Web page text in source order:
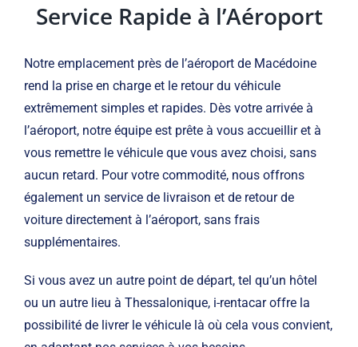
Service Rapide à l’Aéroport
Notre emplacement près de l’aéroport de Macédoine
rend la prise en charge et le retour du véhicule
extrêmement simples et rapides. Dès votre arrivée à
l’aéroport, notre équipe est prête à vous accueillir et à
vous remettre le véhicule que vous avez choisi, sans
aucun retard. Pour votre commodité, nous offrons
également un service de livraison et de retour de
voiture directement à l’aéroport, sans frais
supplémentaires.
Si vous avez un autre point de départ, tel qu’un hôtel
ou un autre lieu à Thessalonique, i-rentacar offre la
possibilité de livrer le véhicule là où cela vous convient,